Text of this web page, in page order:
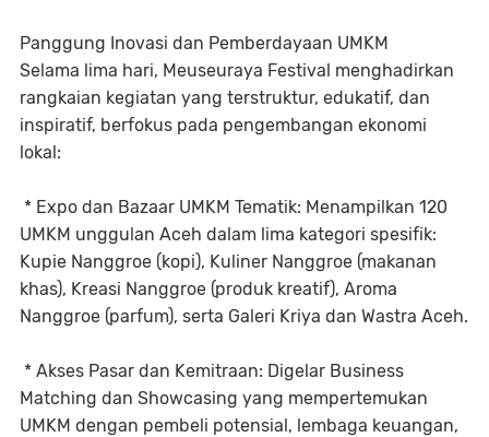
Panggung Inovasi dan Pemberdayaan UMKM
Selama lima hari, Meuseuraya Festival menghadirkan
rangkaian kegiatan yang terstruktur, edukatif, dan
inspiratif, berfokus pada pengembangan ekonomi
lokal:
* Expo dan Bazaar UMKM Tematik: Menampilkan 120
UMKM unggulan Aceh dalam lima kategori spesifik:
Kupie Nanggroe (kopi), Kuliner Nanggroe (makanan
khas), Kreasi Nanggroe (produk kreatif), Aroma
Nanggroe (parfum), serta Galeri Kriya dan Wastra Aceh.
* Akses Pasar dan Kemitraan: Digelar Business
Matching dan Showcasing yang mempertemukan
UMKM dengan pembeli potensial, lembaga keuangan,